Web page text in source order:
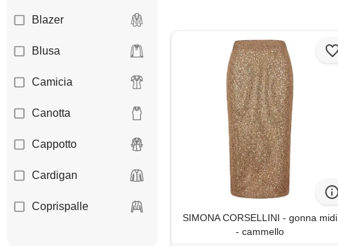
Blazer
Blusa
Camicia
Canotta
Cappotto
Cardigan
Coprispalle
SIMONA CORSELLINI - gonna midi
- cammello